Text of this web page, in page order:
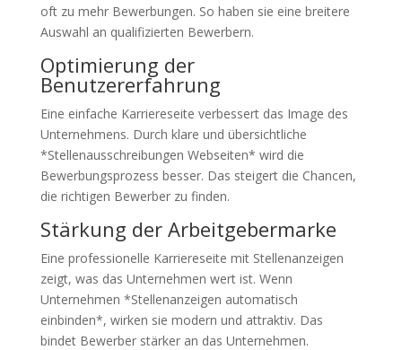
oft zu mehr Bewerbungen. So haben sie eine breitere
Auswahl an qualifizierten Bewerbern.
Optimierung der
Benutzererfahrung
Eine einfache Karriereseite verbessert das Image des
Unternehmens. Durch klare und übersichtliche
*Stellenausschreibungen Webseiten* wird die
Bewerbungsprozess besser. Das steigert die Chancen,
die richtigen Bewerber zu finden.
Stärkung der Arbeitgebermarke
Eine professionelle Karriereseite mit Stellenanzeigen
zeigt, was das Unternehmen wert ist. Wenn
Unternehmen *Stellenanzeigen automatisch
einbinden*, wirken sie modern und attraktiv. Das
bindet Bewerber stärker an das Unternehmen.